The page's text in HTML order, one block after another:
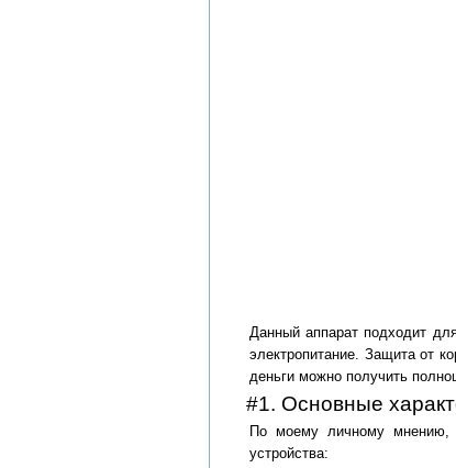
Данный аппарат подходит
электропитание. Защита от
деньги можно получить
#1. Основные
По моему личному мнению,
устройства: